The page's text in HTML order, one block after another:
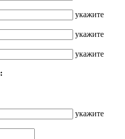
укажите
укажите
укажите
укажите